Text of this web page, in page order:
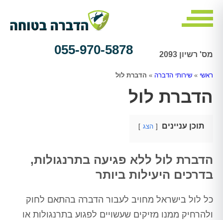
מס' רשיון 2093 055-970-5878
ראשי » שירותי הדברה » הדברת לול
הדברת לול
תוכן עניינים הצג
הדברת לול ללא פגיעה בתרנגולות,
בדרכים היעילות ביותר
כל לול בישראל מחויב לעבור הדברה בהתאם לחוק
ולהרחיק ממנו מזיקים שעשויים לפגוע בתרנגולות או